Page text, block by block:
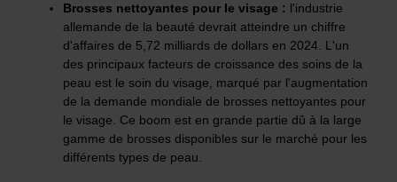
Brosses nettoyantes pour le visage : l'industrie
allemande de la beauté devrait atteindre un chiffre
d'affaires de 5,72 milliards de dollars en 2024. L'un
des principaux facteurs de croissance des soins de la
peau est le soin du visage, marqué par l'augmentation
de la demande mondiale de brosses nettoyantes pour
le visage. Ce boom est en grande partie dû à la large
gamme de brosses disponibles sur le marché pour les
différents types de peau.